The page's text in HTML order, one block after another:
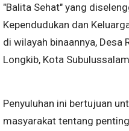
"Balita Sehat" yang
Kependudukan dan
di wilayah binaannya, Desa
Longkib, Kota
Penyuluhan ini bertujuan
masyarakat tentang